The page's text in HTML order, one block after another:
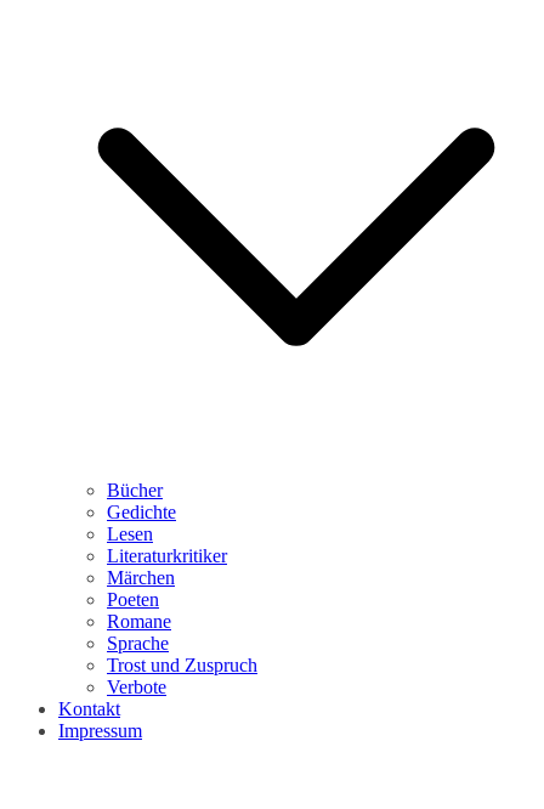
Bücher
Gedichte
Lesen
Literaturkritiker
Märchen
Poeten
Romane
Sprache
Trost und Zuspruch
Verbote
Kontakt
Impressum